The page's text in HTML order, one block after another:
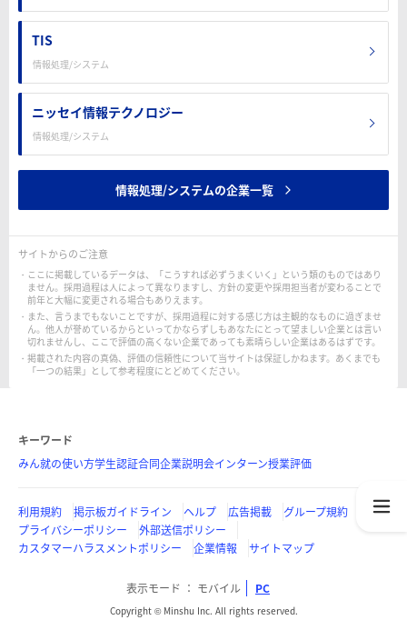
TIS
情報処理/システム
ニッセイ情報テクノロジー
情報処理/システム
情報処理/システムの企業一覧
サイトからのご注意
ここに掲載しているデータは、「こうすれば必ずうまくいく」という類のものではあり
ません。採用過程は人によって異なりますし、方針の変更や採用担当者が変わることで
前年と大幅に変更される場合もありえます。
また、言うまでもないことですが、採用過程に対する感じ方は主観的なものに過ぎませ
ん。他人が誉めているからといってかならずしもあなたにとって望ましい企業とは言い
切れませんし、ここで評価の高くない企業であっても素晴らしい企業はあるはずです。
掲載された内容の真偽、評価の信頼性について当サイトは保証しかねます。あくまでも
「一つの結果」として参考程度にとどめてください。
キーワード
みん就の使い方学生認証合同企業説明会インターン授業評価
利用規約 掲示板ガイドライン ヘルプ 広告掲載
グループ規約
プライバシーポリシー
外部送信ポリシー
カスタマーハラスメントポリシー
企業情報 サイトマップ
表示モード モバイル PC
Copyright © Minshu Inc. All rights reserved.